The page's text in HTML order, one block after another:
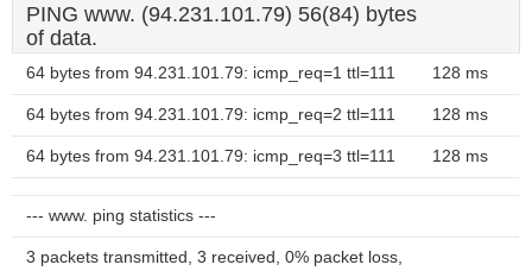
PING www. (94.231.101.79) 56(84) bytes
of data.
64 bytes from 94.231.101.79: icmp_req=1 ttl=111 128 ms
64 bytes from 94.231.101.79: icmp_req=2 ttl=111 128 ms
64 bytes from 94.231.101.79: icmp_req=3 ttl=111 128 ms
--- www. ping statistics ---
3 packets transmitted, 3 received, 0% packet loss,